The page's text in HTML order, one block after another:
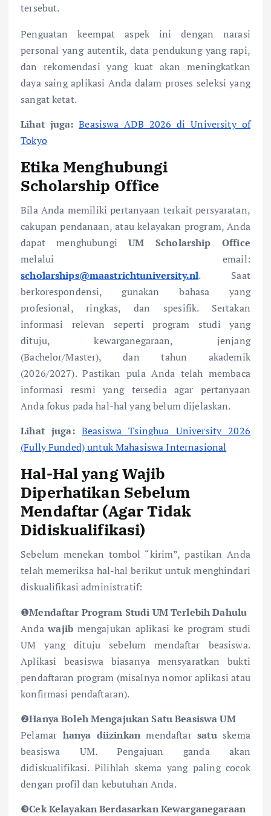
tersebut.
Penguatan keempat aspek ini dengan narasi
personal yang autentik, data pendukung yang rapi,
dan rekomendasi yang kuat akan meningkatkan
daya saing aplikasi Anda dalam proses seleksi yang
sangat ketat.
Lihat juga: Beasiswa ADB 2026 di University of
Tokyo
Etika Menghubungi
Scholarship Office
Bila Anda memiliki pertanyaan terkait persyaratan,
cakupan pendanaan, atau kelayakan program, Anda
dapat menghubungiUM Scholarship Office
melalui email:
scholarships@maastrichtuniversity.nl. Saat
berkorespondensi, gunakan bahasa yang
profesional, ringkas, dan spesifik. Sertakan
informasi relevan seperti program studi yang
dituju, kewarganegaraan, jenjang
(Bachelor/Master), dan tahun akademik
(2026/2027). Pastikan pula Anda telah membaca
informasi resmi yang tersedia agar pertanyaan
Anda fokus pada hal-hal yang belum dijelaskan.
Lihat juga: Beasiswa Tsinghua University 2026
(Fully Funded) untuk Mahasiswa Internasional
Hal-Hal yang Wajib
Diperhatikan Sebelum
Mendaftar (Agar Tidak
Didiskualifikasi)
Sebelum menekan tombol “kirim”, pastikan Anda
telah memeriksa hal-hal berikut untuk menghindari
diskualifikasi administratif:
❶Mendaftar Program Studi UM Terlebih Dahulu
Andawajib mengajukan aplikasi ke program studi
UM yang dituju sebelum mendaftar beasiswa.
Aplikasi beasiswa biasanya mensyaratkan bukti
pendaftaran program (misalnya nomor aplikasi atau
konfirmasi pendaftaran).
❷Hanya Boleh Mengajukan Satu Beasiswa UM
Pelamar hanya diizinkanmendaftarsatuskema
beasiswa UM. Pengajuan ganda akan
didiskualifikasi. Pilihlah skema yang paling cocok
dengan profil dan kebutuhan Anda.
❸Cek Kelayakan Berdasarkan Kewarganegaraan